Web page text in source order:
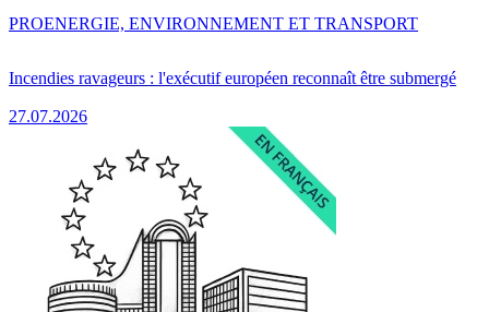
Incendies ravageurs : l'exécutif européen reconnaît être submergé
27.07.2026
PROENERGIE, ENVIRONNEMENT ET TRANSPORT